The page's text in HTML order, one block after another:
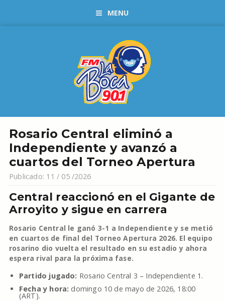
MENU
Rosario Central eliminó a
Independiente y avanzó a
cuartos del Torneo Apertura
Publicado: 11 / 05 /2026
Central reaccionó en el Gigante de
Arroyito y sigue en carrera
Rosario Central le ganó 3-1 a Independiente y se metió
en cuartos de final del Torneo Apertura 2026. El equipo
rosarino dio vuelta el resultado en su estadio y ahora
espera rival para la próxima fase.
Partido jugado: Rosario Central 3 – Independiente 1.
Fecha y hora: domingo 10 de mayo de 2026, 18:00
(ART).